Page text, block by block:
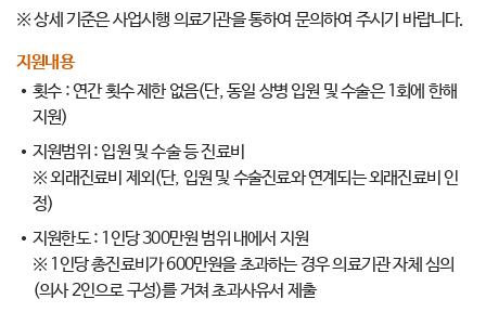
※ 상세 기준은 사업시행 의료기관을 통하여 문의하여 주시기 바랍니다.
지원내용
횟수 : 연간 횟수 제한 없음(단, 동일 상병 입원 및 수술은 1회에 한해
지원)
지원범위 : 입원 및 수술 등 진료비
※ 외래진료비 제외(단, 입원 및 수술진료와 연계되는 외래진료비 인
정)
지원한도 : 1인당 300만원 범위 내에서 지원
※ 1인당 총진료비가 600만원을 초과하는 경우 의료기관 자체 심의
(의사 2인으로 구성)를 거쳐 초과사유서 제출